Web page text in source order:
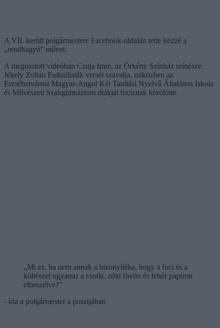
A VII. került polgármestere Facebook-oldalán tette közzé a
„rendhagyó” művet.
A megosztott videóban Csuja Imre, az Örkény Színház színésze
Jékely Zoltán Futballisták versét szavalja, miközben az
Erzsébetvárosi Magyar-Angol Két Tanítási Nyelvű Általános Iskola
és Művészeti Szakgimnázium diákjai fociznak körülötte.
„Mi ez, ha nem annak a bizonyítéka, hogy a foci és a
költészet ugyanaz a csoda, zöld füvön és fehér papíron
elbeszélve?”
- írta a polgármester a posztjában